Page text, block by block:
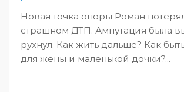
Новая точка опоры Роман
страшном ДТП. Ампутация была
рухнул. Как жить дальше? Как
для жены и маленькой дочки?...